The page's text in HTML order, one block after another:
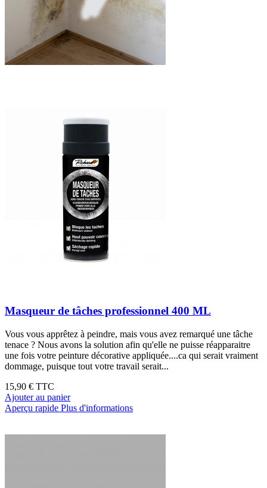
Masqueur de tâches professionnel 400 ML
Vous vous apprêtez à peindre, mais vous avez remarqué une tâche
tenace ? Nous avons la solution afin qu'elle ne puisse réapparaitre
une fois votre peinture décorative appliquée....ca qui serait vraiment
dommage, puisque tout votre travail serait...
15,90 € TTC
Ajouter au panier
Aperçu rapide Plus d'informations